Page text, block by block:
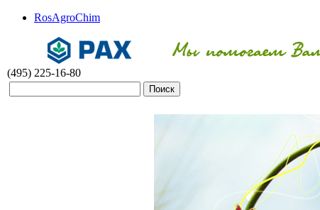
RosAgroChim
(495) 225-16-80